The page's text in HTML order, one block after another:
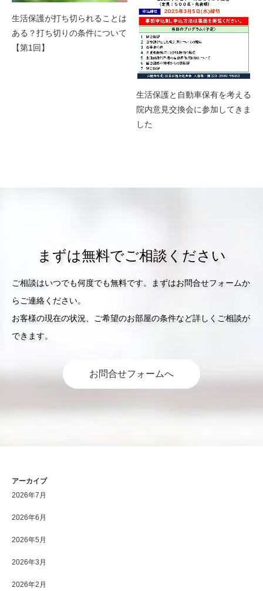
生活保護が打ち切られることは
ある？打ち切りの条件について
【第1回】
生活保護と自動車保有を考える
院内意見交換会に参加してきま
した
まずは無料でご相談ください
ご相談はいつでも何度でも無料です。まずはお問合せフォームか
らご連絡ください。
お客様の現在の状況、ご希望のお部屋の条件など詳しくご相談が
できます。
お問合せフォームへ
アーカイブ
2026年7月
2026年6月
2026年5月
2026年3月
2026年2月